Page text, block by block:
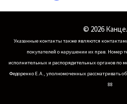
© 2026
Указанные контакты также являются
покупателей о нарушении их прав. Номер
исполнительных и распорядительных органов по
Федоренко Е.А., уполномоченных рассматривать
88